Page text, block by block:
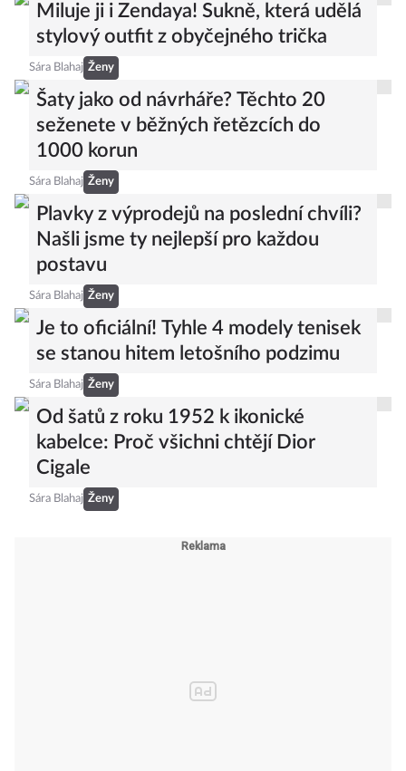
Miluje ji i Zendaya! Sukně, která udělá
stylový outfit z obyčejného trička
Sára Blahaj Ženy
Šaty jako od návrháře? Těchto 20
seženete v běžných řetězcích do
1000 korun
Sára Blahaj Ženy
Plavky z výprodejů na poslední chvíli?
Našli jsme ty nejlepší pro každou
postavu
Sára Blahaj Ženy
Je to oficiální! Tyhle 4 modely tenisek
se stanou hitem letošního podzimu
Sára Blahaj Ženy
Od šatů z roku 1952 k ikonické
kabelce: Proč všichni chtějí Dior
Cigale
Sára Blahaj Ženy